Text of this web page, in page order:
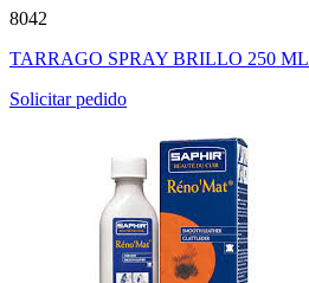
8042
TARRAGO SPRAY BRILLO 250 ML
Solicitar pedido